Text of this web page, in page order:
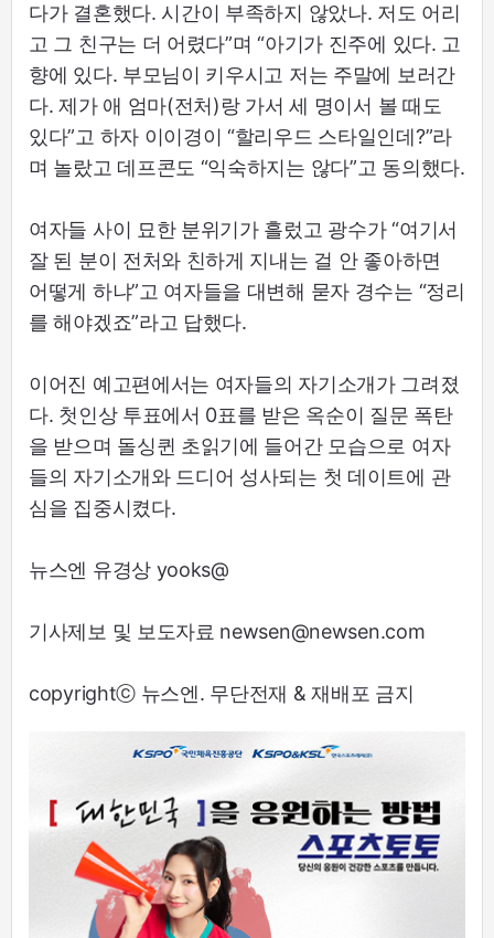
다가 결혼했다. 시간이 부족하지 않았나. 저도 어리
고 그 친구는 더 어렸다”며 “아기가 진주에 있다. 고
향에 있다. 부모님이 키우시고 저는 주말에 보러간
다. 제가 애 엄마(전처)랑 가서 세 명이서 볼 때도
있다”고 하자 이이경이 “할리우드 스타일인데?”라
며 놀랐고 데프콘도 “익숙하지는 않다”고 동의했다.
여자들 사이 묘한 분위기가 흘렀고 광수가 “여기서
잘 된 분이 전처와 친하게 지내는 걸 안 좋아하면
어떻게 하냐”고 여자들을 대변해 묻자 경수는 “정리
를 해야겠죠”라고 답했다.
이어진 예고편에서는 여자들의 자기소개가 그려졌
다. 첫인상 투표에서 0표를 받은 옥순이 질문 폭탄
을 받으며 돌싱퀸 초읽기에 들어간 모습으로 여자
들의 자기소개와 드디어 성사되는 첫 데이트에 관
심을 집중시켰다.
뉴스엔 유경상 yooks@
기사제보 및 보도자료 newsen@newsen.com
copyrightⓒ 뉴스엔. 무단전재 & 재배포 금지